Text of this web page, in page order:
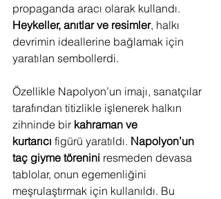
propaganda aracı olarak kullandı.
Heykeller, anıtlar ve resimler, halkı
devrimin ideallerine bağlamak için
yaratılan sembollerdi.
Özellikle Napolyon’un imajı, sanatçılar
tarafından titizlikle işlenerek halkın
zihninde bir kahraman ve
kurtarıcı figürü yaratıldı. Napolyon’un
taç giyme törenini resmeden devasa
tablolar, onun egemenliğini
meşrulaştırmak için kullanıldı. Bu